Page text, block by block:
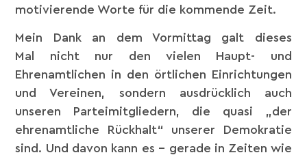
motivierende Worte für die kommende Zeit.
Mein Dank an dem Vormittag galt dieses
Mal nicht nur den vielen Haupt- und
Ehrenamtlichen in den örtlichen Einrichtungen
und Vereinen, sondern ausdrücklich auch
unseren Parteimitgliedern, die quasi „der
ehrenamtliche Rückhalt“ unserer Demokratie
sind. Und davon kann es – gerade in Zeiten wie